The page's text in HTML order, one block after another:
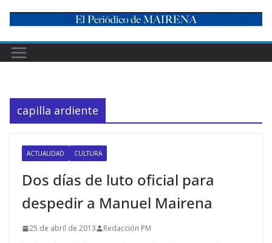
content
capilla ardiente
ACTUALIDAD CULTURA
Dos días de luto oficial para
despedir a Manuel Mairena
25 de abril de 2013 Redacción PM